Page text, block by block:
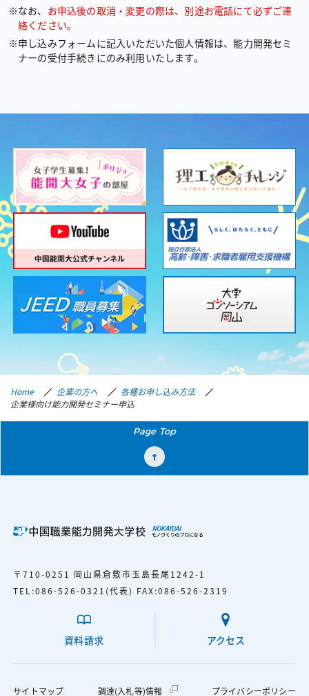
なお、 お申込後の取消・変更の際は、別途お電話にて必ずご連
絡ください。
申し込みフォームに記入いただいた個人情報は、能力開発セミ
ナーの受付手続きにのみ利用いたします。
Home 企業の方へ
各種お申し込み方法
企業様向け能力開発セミナー申込
Page Top
〒710-0251 岡山県倉敷市玉島長尾1242-1
TEL：086-526-0321 （代表） FAX：086-526-2319
資料請求 アクセス
サイトマップ 調達（入札等）情報 外部サイトへ移動します
プライバシーポリシー